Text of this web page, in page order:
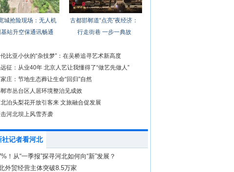
城抢险现场：无人机
站升空保通讯畅通
古都邯郸道“点亮”夜经济：
行走街巷 一步一典故
比亚小伙的“杂技梦”：在吴桥追寻艺术新高度
征：从业40年 北京人艺让我懂得了“做艺先做人”
庄：节地生态葬让生命“回归”自然
市丛台区人居环境整治见成效
泊头梨花开放引客来 文旅融合促发展
河北坝上风雪齐袭
社记者看河北
！从“一季报”探寻河北如何向“新”发展？
外贸经营主体突破8.5万家